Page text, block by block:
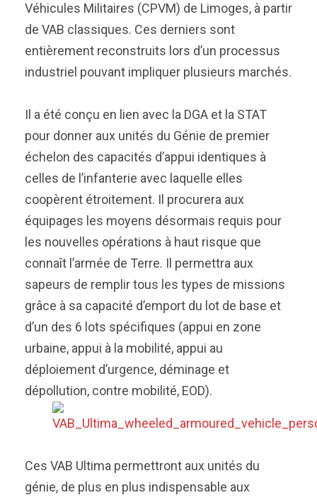
Véhicules Militaires (CPVM) de Limoges, à partir
de VAB classiques. Ces derniers sont
entièrement reconstruits lors d’un processus
industriel pouvant impliquer plusieurs marchés.
Il a été conçu en lien avec la DGA et la STAT
pour donner aux unités du Génie de premier
échelon des capacités d’appui identiques à
celles de l’infanterie avec laquelle elles
coopèrent étroitement. Il procurera aux
équipages les moyens désormais requis pour
les nouvelles opérations à haut risque que
connaît l’armée de Terre. Il permettra aux
sapeurs de remplir tous les types de missions
grâce à sa capacité d’emport du lot de base et
d’un des 6 lots spécifiques (appui en zone
urbaine, appui à la mobilité, appui au
déploiement d’urgence, déminage et
dépollution, contre mobilité, EOD).
Ces VAB Ultima permettront aux unités du
génie, de plus en plus indispensable aux